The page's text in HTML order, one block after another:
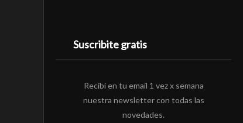
Suscribite gratis
Recibí en tu email 1 vez x semana
nuestra newsletter con todas las
novedades.